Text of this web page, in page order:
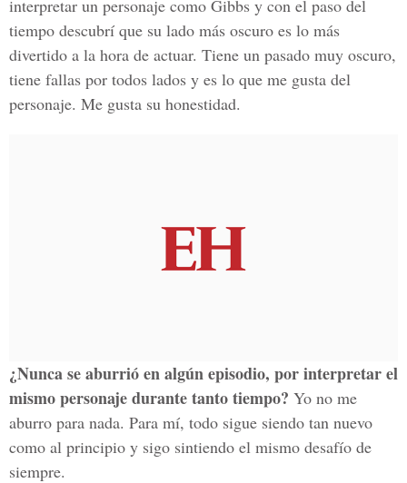
interpretar un personaje como Gibbs y con el paso del
tiempo descubrí que su lado más oscuro es lo más
divertido a la hora de actuar. Tiene un pasado muy oscuro,
tiene fallas por todos lados y es lo que me gusta del
personaje. Me gusta su honestidad.
¿Nunca se aburrió en algún episodio, por interpretar el
mismo personaje durante tanto tiempo? Yo no me
aburro para nada. Para mí, todo sigue siendo tan nuevo
como al principio y sigo sintiendo el mismo desafío de
siempre.